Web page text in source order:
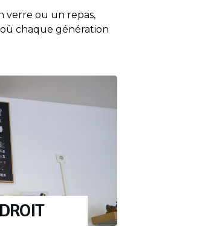
verre ou un repas,
chaque génération